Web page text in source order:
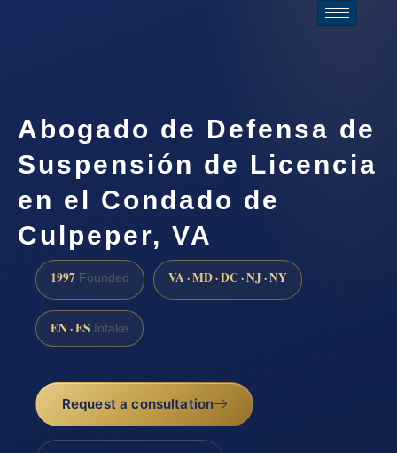
Abogado de Defensa de
Suspensión de Licencia
en el Condado de
Culpeper, VA
1997 Founded VA · MD · DC · NJ · NY
EN · ES Intake
Request a consultation